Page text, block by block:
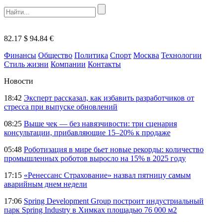
82.17 $ 94.84 €
Финансы Общество Политика Спорт Москва Технологии
Стиль жизни Компании Контакты
Новости
18:42 Эксперт рассказал, как избавить разработчиков от
стресса при выпуске обновлений
08:25 Выше чек — без навязчивости: три сценария
консультации, прибавляющие 15–20% к продаже
05:48 Роботизация в мире бьет новые рекорды: количество
промышленных роботов выросло на 15% в 2025 году
17:15 «Ренессанс Страхование» назвал пятницу самым
аварийным днем недели
17:06 Spring Development Group построит индустриальный
парк Spring Industry в Химках площадью 76 000 м2